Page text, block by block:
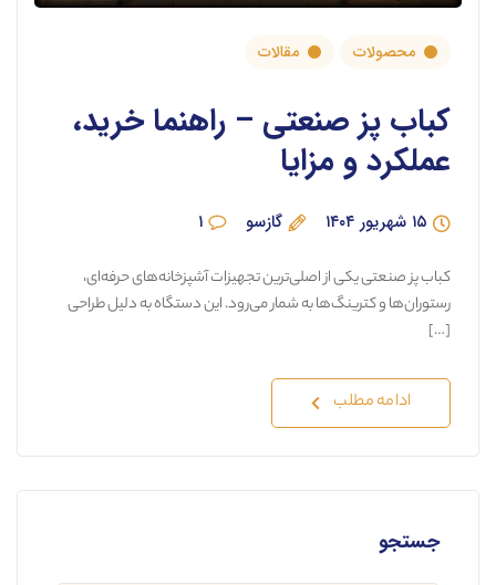
محصولات مقالات
کباب پز صنعتی – راهنما خرید،
عملکرد و مزایا
۱۵ شهریور ۱۴۰۴ گازسو ۱
کباب پز صنعتی یکی از اصلی‌ترین تجهیزات آشپزخانه‌های حرفه‌ای،
رستوران‌ها و کترینگ‌ها به شمار می‌رود. این دستگاه به دلیل طراحی
[…]
ادامه مطلب
جستجو